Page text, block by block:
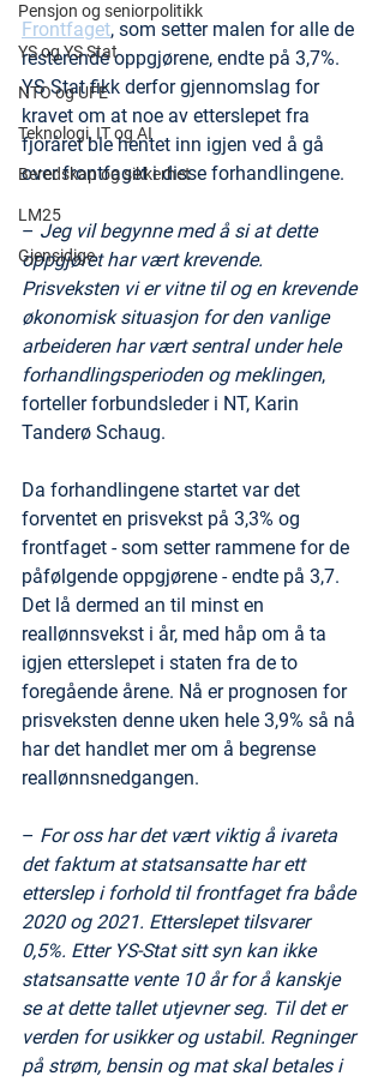
Pensjon og seniorpolitikk
YS og YS Stat
NTO og UFE
Teknologi, IT og AI
Beredskap og sikkerhet
LM25
Gjensidige
Frontfaget, som setter malen for alle de
resterende oppgjørene, endte på 3,7%.
YS Stat fikk derfor gjennomslag for
kravet om at noe av etterslepet fra
fjoråret ble hentet inn igjen ved å gå
over frontfaget i disse forhandlingene.
– Jeg vil begynne med å si at dette
oppgjøret har vært krevende.
Prisveksten vi er vitne til og en krevende
økonomisk situasjon for den vanlige
arbeideren har vært sentral under hele
forhandlingsperioden og meklingen,
forteller forbundsleder i NT, Karin
Tanderø Schaug.
Da forhandlingene startet var det
forventet en prisvekst på 3,3% og
frontfaget - som setter rammene for de
påfølgende oppgjørene - endte på 3,7.
Det lå dermed an til minst en
reallønnsvekst i år, med håp om å ta
igjen etterslepet i staten fra de to
foregående årene. Nå er prognosen for
prisveksten denne uken hele 3,9% så nå
har det handlet mer om å begrense
reallønnsnedgangen.
– For oss har det vært viktig å ivareta
det faktum at statsansatte har ett
etterslep i forhold til frontfaget fra både
2020 og 2021. Etterslepet tilsvarer
0,5%. Etter YS-Stat sitt syn kan ikke
statsansatte vente 10 år for å kanskje
se at dette tallet utjevner seg. Til det er
verden for usikker og ustabil. Regninger
på strøm, bensin og mat skal betales i